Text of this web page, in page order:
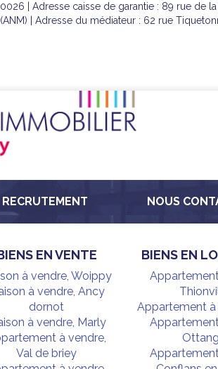
| Adresse caisse de garantie : 89 rue de
| Adresse du médiateur : 62 rue
RECRUTEMENT NOUS
EN VENTE
à vendre, Woippy
à vendre, Ancy
dornot
à vendre, Marly
à vendre,
Val de briey
BIENS EN
Appartement à